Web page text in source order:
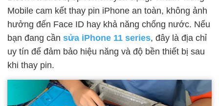
Mobile cam kết thay pin iPhone an toàn, không ảnh
hưởng đến Face ID hay khả năng chống nước. Nếu
bạn đang cần sửa iPhone 11 series, đây là địa chỉ
uy tín để đảm bảo hiệu năng và độ bền thiết bị sau
khi thay pin.